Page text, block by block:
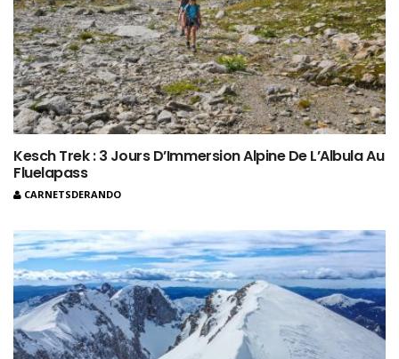
Kesch Trek : 3 Jours D’Immersion Alpine De L’Albula Au
Fluelapass
CARNETSDERANDO